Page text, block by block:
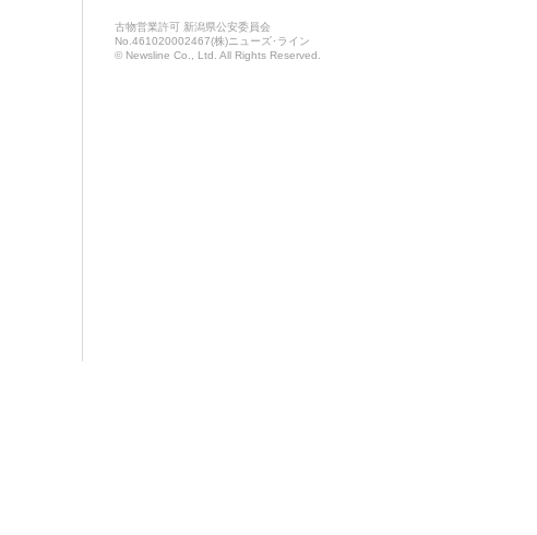
古物営業許可 新潟県公安委員会
No.461020002467(株)ニューズ･ライン
© Newsline Co., Ltd. All Rights Reserved.